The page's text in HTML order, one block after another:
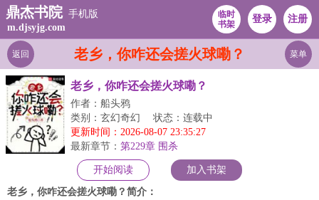
鼎杰书院 手机版
m.djsyjg.com
临时
书架
登录 注册
老乡，你咋还会搓火球嘞？
返回 菜单
老乡，你咋还会搓火球嘞？
作者：船头鸦
类别：玄幻奇幻
状态：连载中
更新时间：2026-08-07 23:35:27
最新章节： 第229章 围杀
开始阅读 加入书架
老乡，你咋还会搓火球嘞？简介：